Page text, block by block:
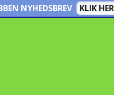
NYHEDSBREV KLIK HER